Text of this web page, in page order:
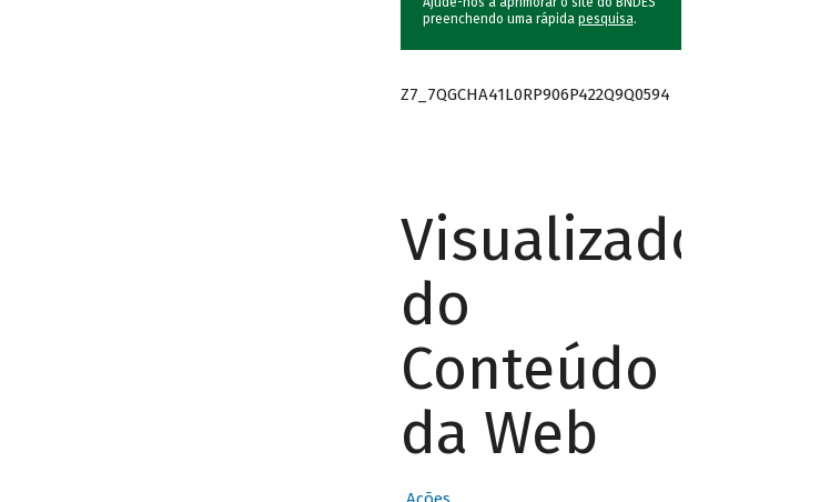
preenchendo uma rápida pesquisa.
Z7_7QGCHA41L0RP906P422Q9Q0594
Visualizador
do
Conteúdo
da Web